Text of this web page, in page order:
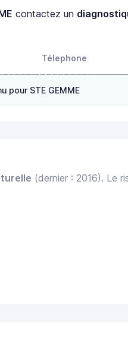
contactez un
Télephone
pour STE GEMME
(dernier : 2016). Le